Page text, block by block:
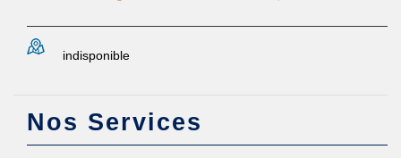
indisponible
Nos Services